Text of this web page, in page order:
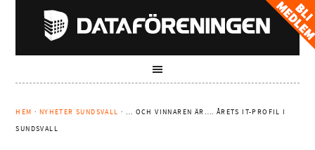
HEM · NYHETER SUNDSVALL · … OCH VINNAREN ÄR…. ÅRETS IT-PROFIL I
SUNDSVALL